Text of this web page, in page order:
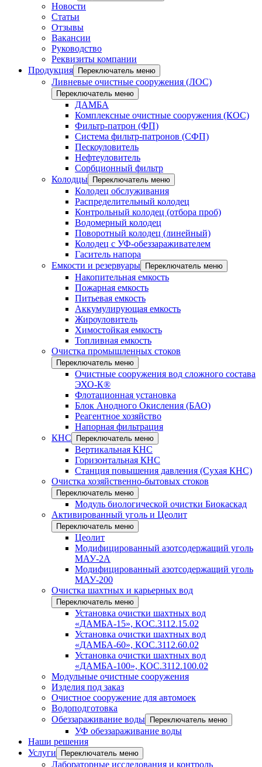
Новости
Статьи
Отзывы
Вакансии
Руководство
Реквизиты компании
Продукция
Переключатель меню
Ливневые очистные сооружения (ЛОС)
Переключатель меню
ДАМБА
Комплексные очистные сооружения (КОС)
Фильтр-патрон (ФП)
Система фильтр-патронов (СФП)
Пескоуловитель
Нефтеуловитель
Сорбционный фильтр
Колодцы
Переключатель меню
Колодец обслуживания
Распределительный колодец
Контрольный колодец (отбора проб)
Водомерный колодец
Поворотный колодец (линейный)
Колодец с УФ-обеззараживателем
Гаситель напора
Емкости и резервуары
Переключатель меню
Накопительная емкость
Пожарная емкость
Питьевая емкость
Аккумулирующая емкость
Жироуловитель
Химостойкая емкость
Топливная емкость
Очистка промышленных стоков
Переключатель меню
Очистные сооружения вод сложного состава
ЭХО-К®
Флотационная установка
Блок Анодного Окисления (БАО)
Реагентное хозяйство
Напорная фильтрация
КНС
Переключатель меню
Вертикальная КНС
Горизонтальная КНС
Станция повышения давления (Сухая КНС)
Очистка хозяйственно-бытовых стоков
Переключатель меню
Модуль биологической очистки Биокаскад
Активированный уголь и Цеолит
Переключатель меню
Цеолит
Модифицированный азотсодержащий уголь
МАУ-2А
Модифицированный азотсодержащий уголь
МАУ-200
Очистка шахтных и карьерных вод
Переключатель меню
Установка очистки шахтных вод
«ДАМБА-15», КОС.3112.15.02
Установка очистки шахтных вод
«ДАМБА-60», КОС.3112.60.02
Установка очистки шахтных вод
«ДАМБА-100», КОС.3112.100.02
Модульные очистные сооружения
Изделия под заказ
Очистное сооружение для автомоек
Водоподготовка
Обеззараживание воды
Переключатель меню
УФ обеззараживание воды
Наши решения
Услуги
Переключатель меню
Лабораторные исследования и контроль